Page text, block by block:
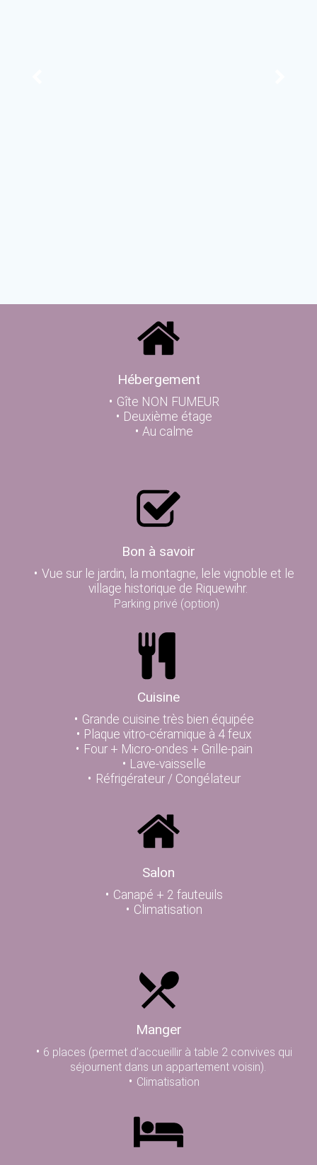
Hébergement
Gîte NON FUMEUR
Deuxième étage
Au calme
Bon à savoir
Vue sur le jardin, la montagne, lele vignoble et le
village historique de Riquewihr.
Parking privé (option)
Cuisine
Grande cuisine très bien équipée
Plaque vitro-céramique à 4 feux
Four + Micro-ondes + Grille-pain
Lave-vaisselle
Réfrigérateur / Congélateur
Salon
Canapé + 2 fauteuils
Climatisation
Manger
6 places (permet d’accueillir à table 2 convives qui
séjournent dans un appartement voisin).
Climatisation